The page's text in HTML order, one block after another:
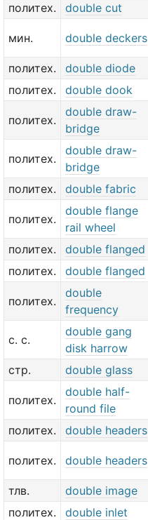
политех.
double cut
мин. double deckers
политех.
double diode
политех.
double dook
политех.
double draw-
bridge
политех.
double draw-
bridge
политех. double fabric
политех.
double flange
rail wheel
политех.
double flanged
политех.
double flanged
политех.
double
frequency
с. с.
double gang
disk harrow
стр. double glass
политех.
double half-
round file
политех.
double headers
политех. double headers
тлв.
double image
политех.
double inlet